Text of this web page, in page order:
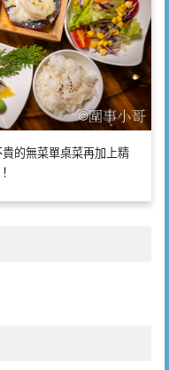
的無菜單桌菜再加上精